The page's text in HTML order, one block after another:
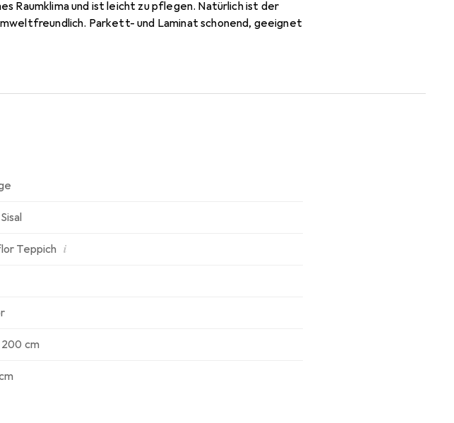
Raumklima und ist leicht zu pflegen. Natürlich ist der
Parkett- und Laminat schonend, geeignet
Teppich i
cm